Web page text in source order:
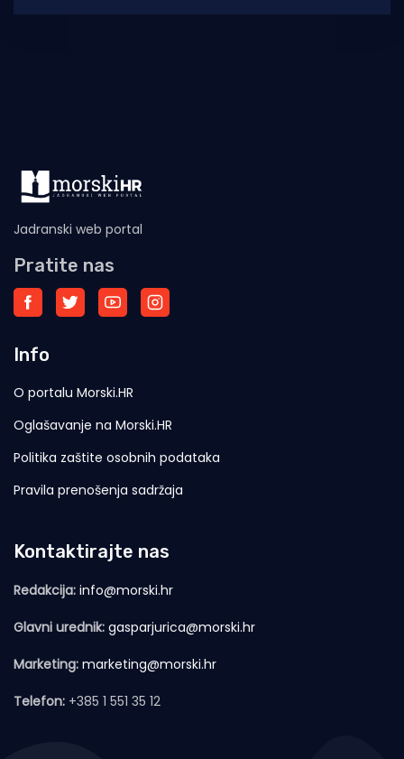
sjeverni Jadran,
Jadranski web portal
Pratite nas
Info
O portalu Morski.HR
Oglašavanje na Morski.HR
Politika zaštite osobnih podataka
Pravila prenošenja sadržaja
Kontaktirajte nas
Redakcija: info@morski.hr
Glavni urednik: gasparjurica@morski.hr
Marketing: marketing@morski.hr
Telefon: +385 1 551 35 12